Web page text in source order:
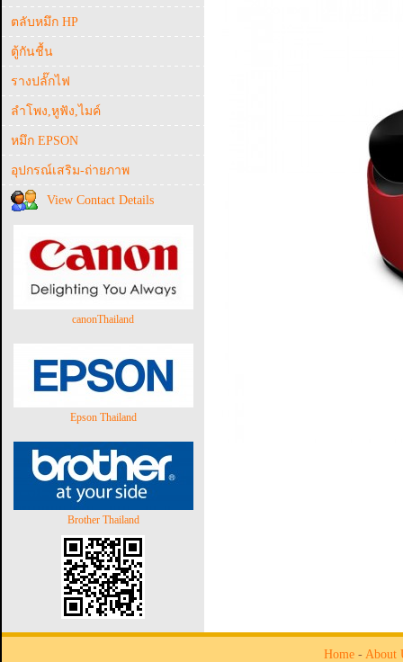
ตลับหมึก HP
ตู้กันชื้น
รางปลั๊กไฟ
ลำโพง,หูฟัง,ไมค์
หมึก EPSON
อุปกรณ์เสริม-ถ่ายภาพ
View Contact Details
canonThailand
Epson Thailand
Brother Thailand
Home- About